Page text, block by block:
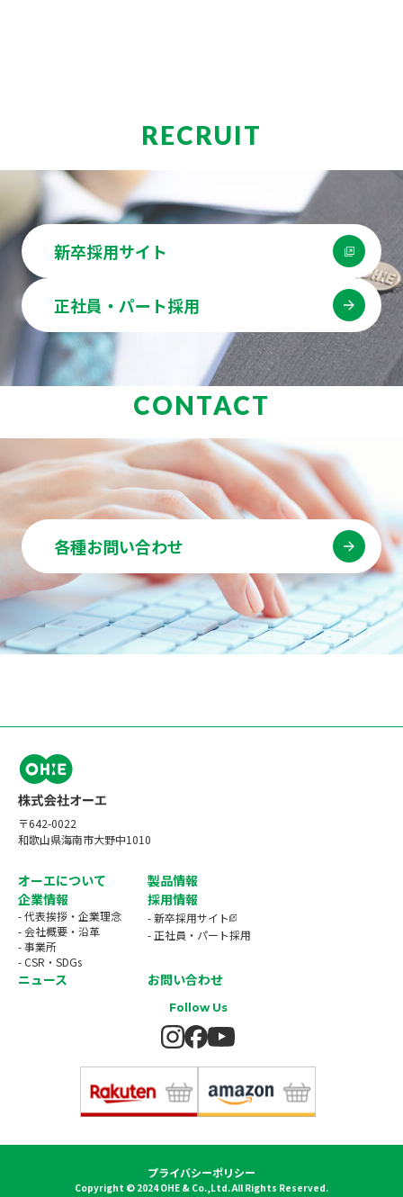
RECRUIT
新卒採用サイト
正社員・パート採用
CONTACT
各種お問い合わせ
〒642-0022
和歌山県海南市大野中1010
オーエについて
製品情報
企業情報
- 代表挨拶・企業理念
- 会社概要・沿革
- 事業所
- CSR・SDGs
採用情報
- 新卒採用サイト
- 正社員・パート採用
ニュース お問い合わせ
Follow Us
Copyright © 2024 OHE & Co.,Ltd. All Rights Reserved.
プライバシーポリシー